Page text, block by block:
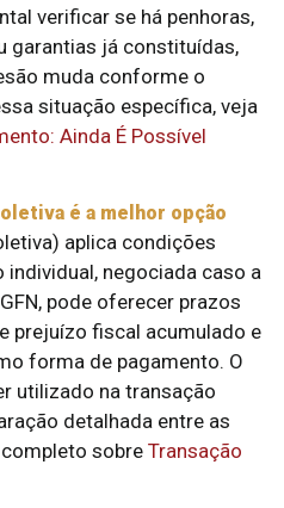
verificar se há penhoras,
garantias já constituídas,
muda conforme o
situação específica, veja
Ainda É Possível
é a melhor opção
aplica condições
negociada caso a
pode oferecer prazos
prejuízo fiscal acumulado e
forma de pagamento. O
utilizado na transação
detalhada entre as
sobre Transação